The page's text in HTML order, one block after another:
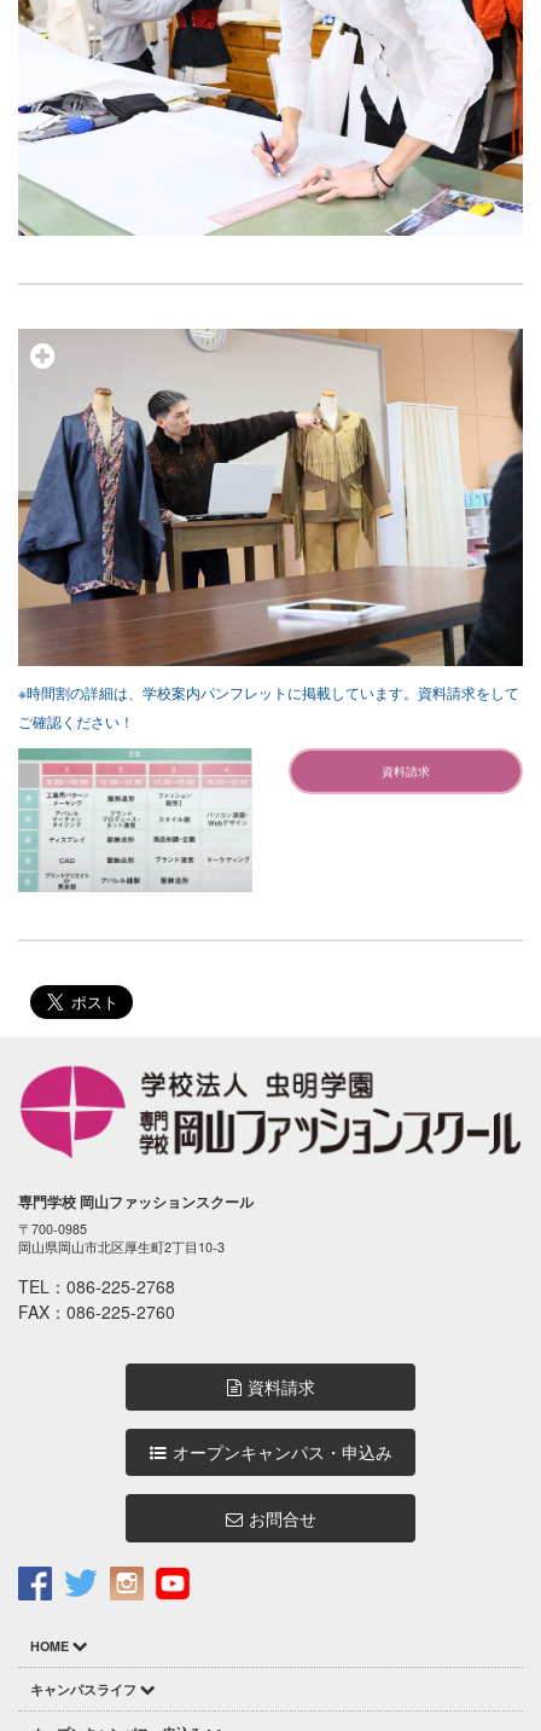
※時間割の詳細は、学校案内パンフレットに掲載しています。資料請求をして
ご確認ください！
資料請求
専門学校 岡山ファッションスクール
〒700-0985
岡山県岡山市北区厚生町2丁目10-3
TEL： 086-225-2768
FAX：086-225-2760
資料請求
オープンキャンパス・申込み
お問合せ
HOME
キャンパスライフ